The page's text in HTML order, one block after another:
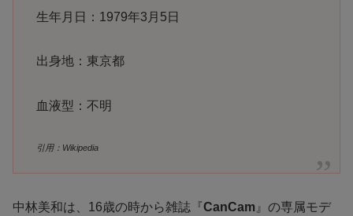
生年月日：1979年3月5日
出身地：東京都
血液型：不明
引用：Wikipedia
中林美和は、16歳の時から雑誌『CanCam 』の専属モデ